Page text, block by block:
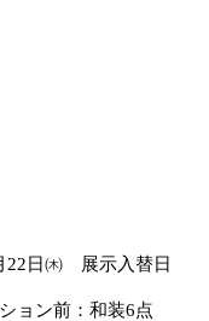
22日㈭ 展示入替日
ン前：和装6点